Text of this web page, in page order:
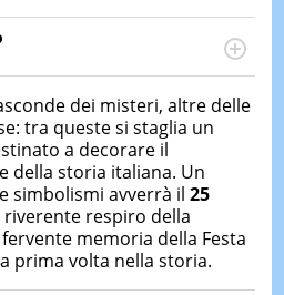
DI
e processi di
nel campo della ricerca, in
contemporanea di America
con numerose testate ed
Culturale "La
dei misteri, altre delle
tra queste si staglia un
a decorare il
della storia italiana. Un
simbolismi avverrà il 25
respiro della
memoria della Festa
prima volta nella storia.